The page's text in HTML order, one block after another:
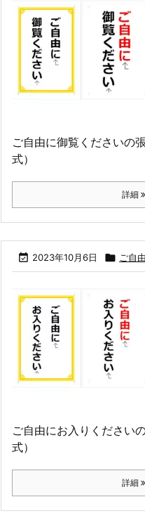
ご自由に御覧くださいの
式）
詳細
 2023年10月6日  ご自
ご自由にお入りください
式）
詳細